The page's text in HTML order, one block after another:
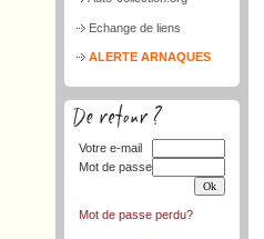
Echange de liens
ALERTE ARNAQUES
Votre e-mail
Mot de passe
Mot de passe perdu?